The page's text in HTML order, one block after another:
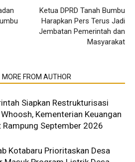
Ketua DPRD Tanah Bumbu
Harapkan Pers Terus Jadi
Jembatan Pemerintah dan
Masyarakat
MORE FROM AUTHOR
Siapkan Restrukturisasi
Kementerian Keuangan
Rampung September 2026
Kotabaru Prioritaskan Desa